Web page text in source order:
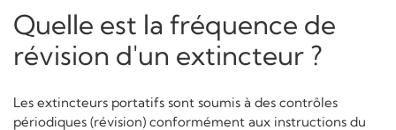
Quelle est la fréquence de
révision d'un extincteur ?
Les extincteurs portatifs sont soumis à des contrôles
périodiques (révision) conformément aux instructions du